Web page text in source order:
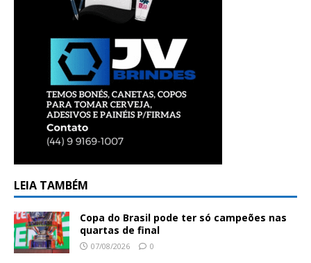
LEIA TAMBÉM
Copa do Brasil pode ter só campeões nas
quartas de final
07/08/2026 0